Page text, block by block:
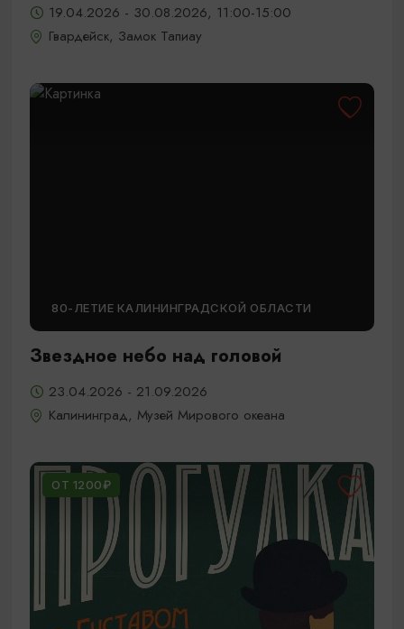
19.04.2026 - 30.08.2026, 11:00-15:00
Гвардейск, Замок Тапиау
80-ЛЕТИЕ КАЛИНИНГРАДСКОЙ ОБЛАСТИ
Звездное небо над головой
23.04.2026 - 21.09.2026
Калининград, Музей Мирового океана
ОТ 1200₽